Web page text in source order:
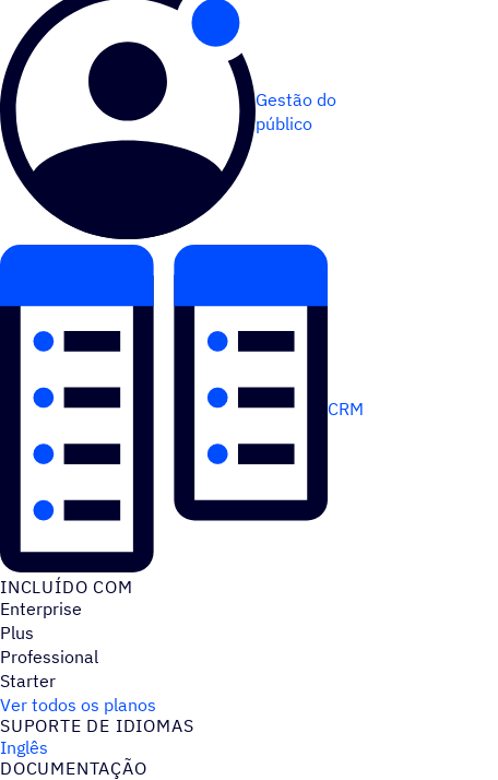
Gestão do
público
CRM
INCLUÍDO COM
Enterprise
Plus
Professional
Starter
Ver todos os planos
SUPORTE DE IDIOMAS
Inglês
DOCUMENTAÇÃO